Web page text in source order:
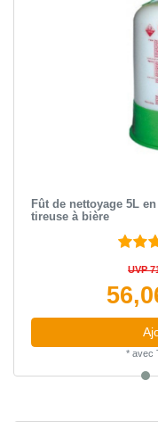
Fût de nettoyage 5L
tireuse à bière
UVP
* avec